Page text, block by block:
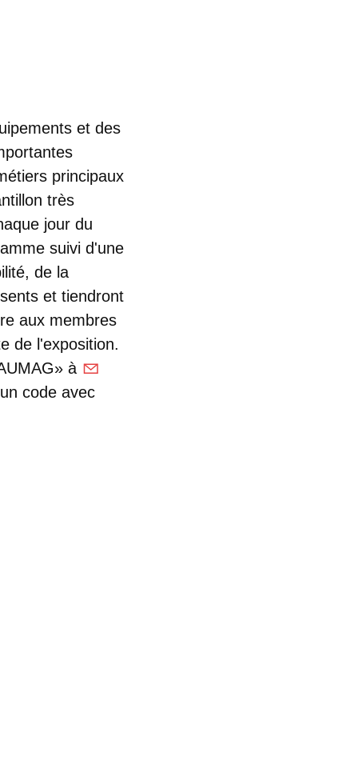
et des
principaux
très
jour du
suivi d'une
de la
et tiendront
aux membres
de l'exposition.
à
code avec